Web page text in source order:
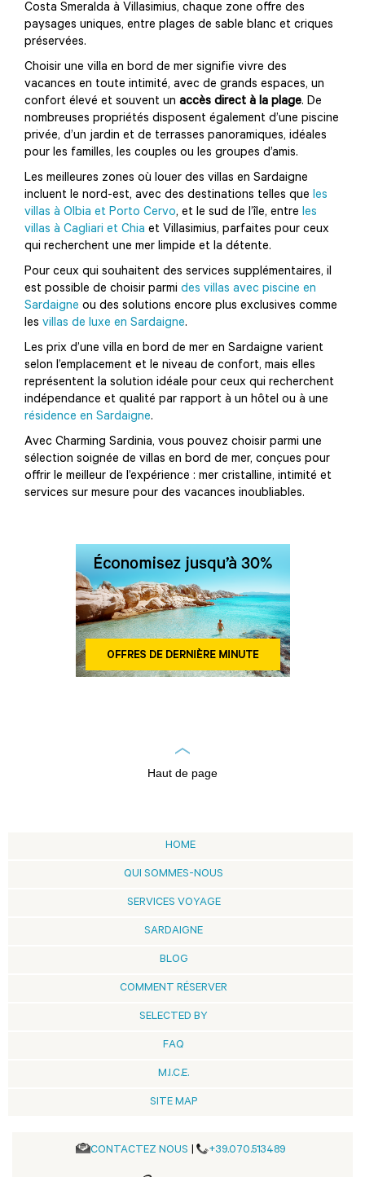
Costa Smeralda à Villasimius, chaque zone offre des
paysages uniques, entre plages de sable blanc et criques
préservées.
Choisir une villa en bord de mer signifie vivre des
vacances en toute intimité, avec de grands espaces, un
confort élevé et souvent un accès direct à la plage. De
nombreuses propriétés disposent également d’une piscine
privée, d’un jardin et de terrasses panoramiques, idéales
pour les familles, les couples ou les groupes d’amis.
Les meilleures zones où louer des villas en Sardaigne
incluent le nord-est, avec des destinations telles que les
villas à Olbia et Porto Cervo, et le sud de l’île, entre les
villas à Cagliari et Chia et Villasimius, parfaites pour ceux
qui recherchent une mer limpide et la détente.
Pour ceux qui souhaitent des services supplémentaires, il
est possible de choisir parmi des villas avec piscine en
Sardaigne ou des solutions encore plus exclusives comme
les villas de luxe en Sardaigne.
Les prix d’une villa en bord de mer en Sardaigne varient
selon l’emplacement et le niveau de confort, mais elles
représentent la solution idéale pour ceux qui recherchent
indépendance et qualité par rapport à un hôtel ou à une
résidence en Sardaigne.
Avec Charming Sardinia, vous pouvez choisir parmi une
sélection soignée de villas en bord de mer, conçues pour
offrir le meilleur de l’expérience : mer cristalline, intimité et
services sur mesure pour des vacances inoubliables.
Haut de page
HOME
QUI SOMMES-NOUS
SERVICES VOYAGE
SARDAIGNE
BLOG
COMMENT RÉSERVER
SELECTED BY
FAQ
M.I.C.E.
SITE MAP
CONTACTEZ NOUS | +39.070.513489